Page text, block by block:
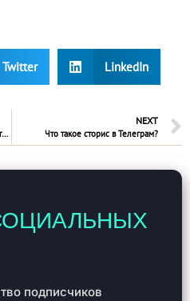
Twitter LinkedIn
Как генерировать идеи для контента инстаграм
NEXT
Что такое сторис в Телеграм?
подписчиков